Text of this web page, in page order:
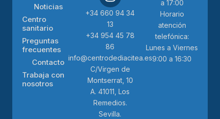
Noticias
Centro
sanitario
Preguntas
frecuentes
Contacto
Trabaja con
nosotros
+34 660 94 34
13
+34 954 45 78
86
info@centrodediacitea.es
C/Virgen de
Montserrat, 10
A. 41011, Los
Remedios.
Sevilla.
a 17:00
Horario
atención
telefónica:
Lunes a Viernes
9:00 a 16:30